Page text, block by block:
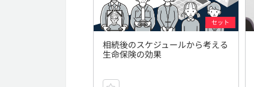
セット
相続後のスケジュールから考える
生命保険の効果